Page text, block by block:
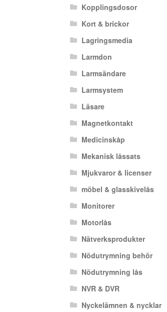
Kopplingsdosor
Kort & brickor
Lagringsmedia
Larmdon
Larmsändare
Larmsystem
Läsare
Magnetkontakt
Medicinskåp
Mekanisk låssats
Mjukvaror & licenser
möbel & glasskivelås
Monitorer
Motorlås
Nätverksprodukter
Nödutrymning behör
Nödutrymning lås
NVR & DVR
Nyckelämnen & nycklar